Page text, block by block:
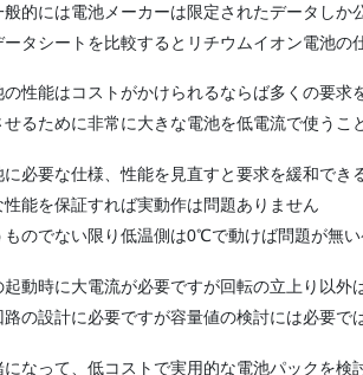
的には電池メーカーは限定されたデータしか
ータシートを比較するとリチウムイオン電池の
の性能はコストがかけられるならば多くの要求
るために非常に大きな電池を低電流で使うこ
に必要な仕様、性能を見直すと要求を緩和でき
能を保証すれば実動作は問題ありません
ものでない限り低温側は0℃で動けば問題が無
動時に大電流が必要ですが回転の立上り以外
の設計に必要ですが容量値の検討には必要で
なって、低コストで実用的な電池パックを検